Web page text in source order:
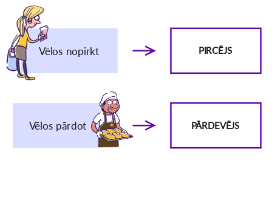
Vēlos pārdot
Vēlos nopirkt PIRCĒJS
PĀRDEVĒJS